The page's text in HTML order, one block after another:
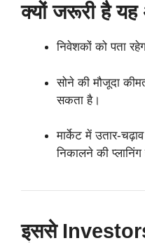
क्यों जरूरी है
निवेशकों को पता
सोने की मौजूदा
सकता है।
मार्केट में उतार-
निकालने की
इससे Investors